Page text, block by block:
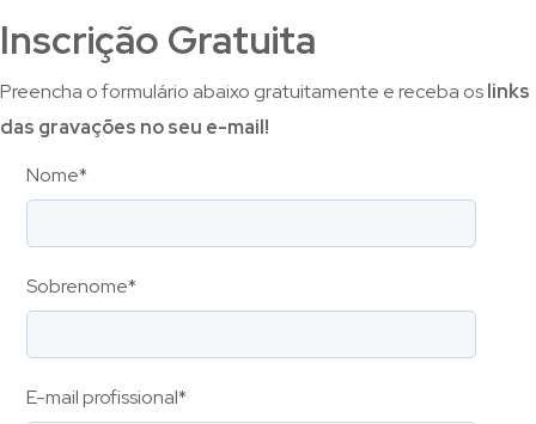
Inscrição Gratuita
Preencha o formulário abaixo gratuitamente e receba oslinks
das gravações no seu e-mail!
Nome*
Sobrenome*
E-mail profissional*